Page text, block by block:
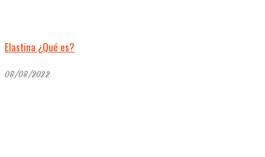
Elastina ¿Qué es?
08/08/2022